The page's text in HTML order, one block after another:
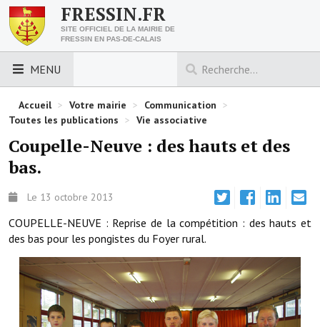
FRESSIN.FR
SITE OFFICIEL DE LA MAIRIE DE
FRESSIN EN PAS-DE-CALAIS
MENU
LES ESSENTIELS
Découvrez Fressin
Urbanisme
Nous contacter
Horaires de la mairie
Les foulées fressinoises
ACCÈS RAPIDE
Accueil > Votre mairie > Communication >
Toutes les publications > Vie associative
Coupelle-Neuve : des hauts et des
bas.
Le 13 octobre 2013
COUPELLE-NEUVE : Reprise de la compétition : des hauts et
des bas pour les pongistes du Foyer rural.